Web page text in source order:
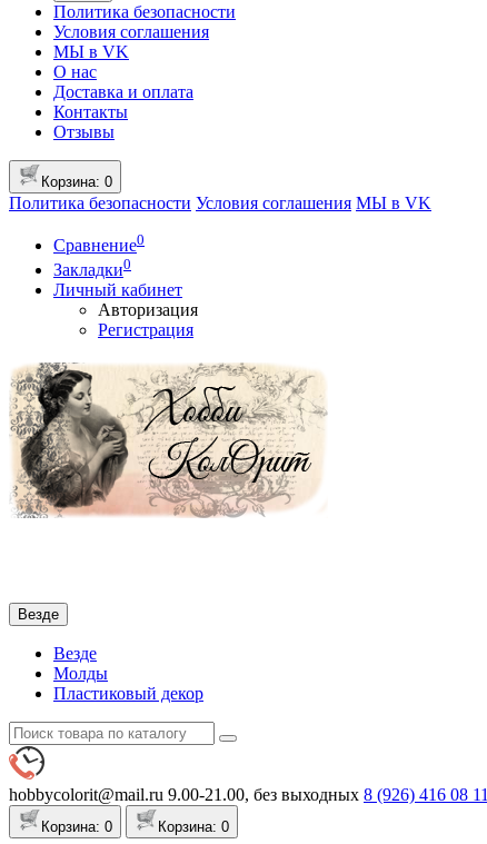
Политика безопасности
Условия соглашения
МЫ в VK
О нас
Доставка и оплата
Контакты
Отзывы
Корзина: 0
Политика безопасности Условия соглашения МЫ в VK
Сравнение0
Закладки0
Личный кабинет
Авторизация
Регистрация
Везде
Везде
Молды
Пластиковый декор
hobbycolorit@mail.ru 9.00-21.00, без выходных 8 (926) 416 08 11
Корзина: 0 Корзина: 0